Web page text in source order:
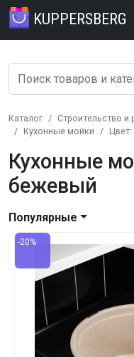
KUPPERSBERG
Каталог Строительство и
Кухонные мойки
Кухонные
бежевый
Популярные
-20%